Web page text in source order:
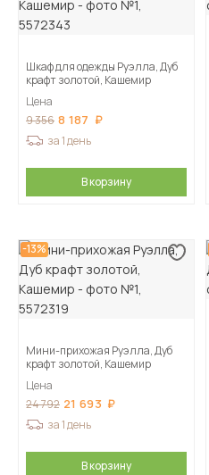
Шкаф для одежды Руэлла, Дуб
крафт золотой, Кашемир
Цена
9 356 8 187
за 1 день
В корзину
-13%
Мини-прихожая Руэлла, Дуб
крафт золотой, Кашемир
Цена
24 792 21 693
за 1 день
В корзину